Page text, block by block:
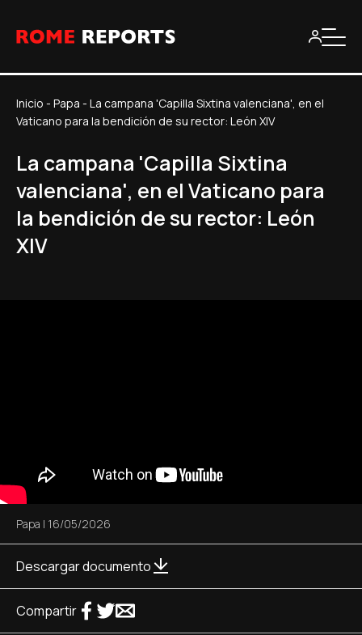
Inicio - Papa - La campana 'Capilla Sixtina valenciana', en el
Vaticano para la bendición de su rector: León XIV
La campana 'Capilla Sixtina
valenciana', en el Vaticano para
la bendición de su rector: León
XIV
Papa | 16/05/2026
Descargar documento
Compartir